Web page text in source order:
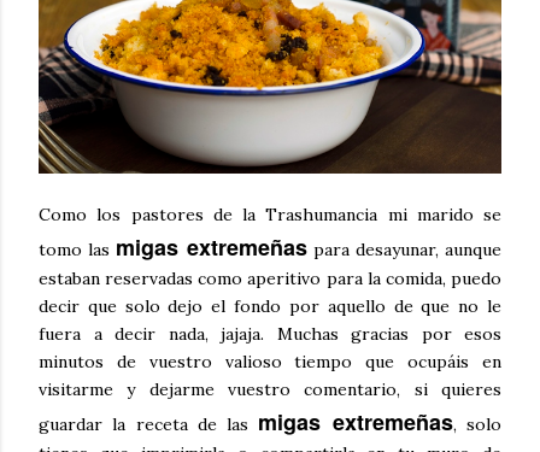
Como los pastores de la Trashumancia mi marido se
tomo las migas extremeñaspara desayunar, aunque
estaban reservadas como aperitivo para la comida, puedo
decir que solo dejo el fondo por aquello de que no le
fuera a decir nada, jajaja. Muchas gracias por esos
minutos de vuestro valioso tiempo que ocupáis en
visitarme y dejarme vuestro comentario, si quieres
guardar la receta de las migas extremeñas, solo